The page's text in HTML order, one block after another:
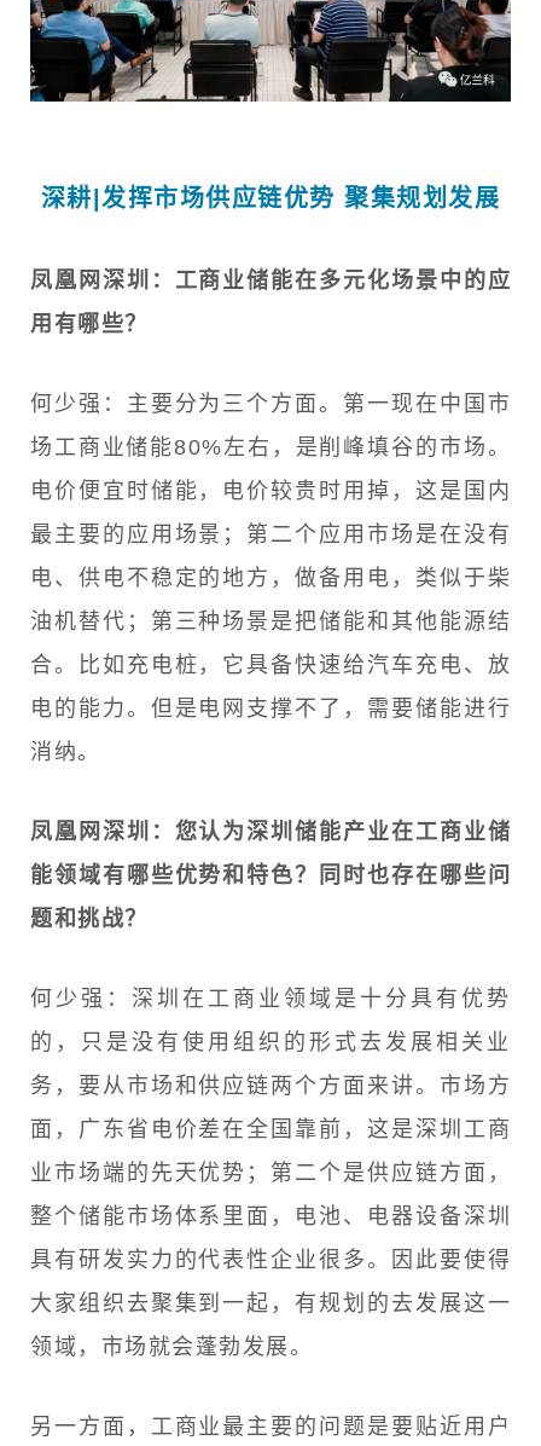
深耕|发挥市场供应链优势 聚集规划发展
凤凰网深圳：工商业储能在多元化场景中的应
用有哪些？
何少强：主要分为三个方面。第一现在中国市
场工商业储能80%左右，是削峰填谷的市场。
电价便宜时储能，电价较贵时用掉，这是国内
最主要的应用场景；第二个应用市场是在没有
电、供电不稳定的地方，做备用电，类似于柴
油机替代；第三种场景是把储能和其他能源结
合。比如充电桩，它具备快速给汽车充电、放
电的能力。但是电网支撑不了，需要储能进行
消纳。
凤凰网深圳：您认为深圳储能产业在工商业储
能领域有哪些优势和特色？同时也存在哪些问
题和挑战？
何少强：深圳在工商业领域是十分具有优势
的，只是没有使用组织的形式去发展相关业
务，要从市场和供应链两个方面来讲。市场方
面，广东省电价差在全国靠前，这是深圳工商
业市场端的先天优势；第二个是供应链方面，
整个储能市场体系里面，电池、电器设备深圳
具有研发实力的代表性企业很多。因此要使得
大家组织去聚集到一起，有规划的去发展这一
领域，市场就会蓬勃发展。
另一方面，工商业最主要的问题是要贴近用户